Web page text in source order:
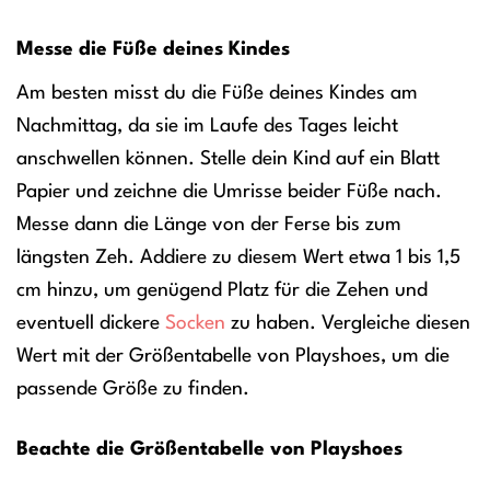
Messe die Füße deines Kindes
Am besten misst du die Füße deines Kindes am
Nachmittag, da sie im Laufe des Tages leicht
anschwellen können. Stelle dein Kind auf ein Blatt
Papier und zeichne die Umrisse beider Füße nach.
Messe dann die Länge von der Ferse bis zum
längsten Zeh. Addiere zu diesem Wert etwa 1 bis 1,5
cm hinzu, um genügend Platz für die Zehen und
eventuell dickere Socken zu haben. Vergleiche diesen
Wert mit der Größentabelle von Playshoes, um die
passende Größe zu finden.
Beachte die Größentabelle von Playshoes